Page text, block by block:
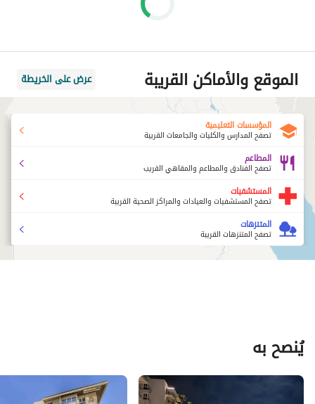
الموقع والأماكن القريبة عرض على الخريطة
المؤسسات التعليمية
تصفح المدارس والكليات والجامعات القريبة
المطاعم
تصفح الفنادق والمطاعم والمقاهي القريب
المستشفيات
تصفح المستشفيات والعيادات والمراكز الصحية القريبة
المتنزهات
تصفح المتنزهات القريبة
يُنصح به